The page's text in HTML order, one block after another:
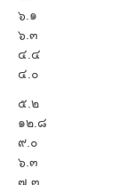
๖.๑
๖.๓
๔.๔
๔.๐
๕.๒
๑๒.๘
๙.๐
๖.๓
๗.๓